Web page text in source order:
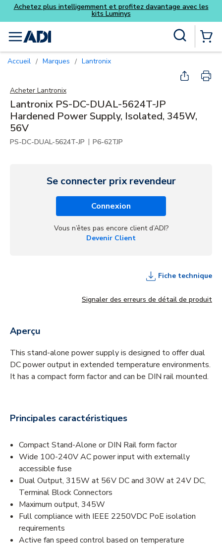
Skip to main content
menu
Accueil / Marques / Lantronix
Acheter Lantronix
Lantronix PS-DC-DUAL-5624T-JP
Hardened Power Supply, Isolated, 345W,
56V
PS-DC-DUAL-5624T-JP | P6-62TJP
Se connecter prix revendeur
Connexion
Vous n’êtes pas encore client d’ADI?
Devenir Client
Fiche technique
Signaler des erreurs de détail de produit
Aperçu
This stand-alone power supply is designed to offer dual
DC power output in extended temperature environments.
It has a compact form factor and can be DIN rail mounted.
Principales caractéristiques
Compact Stand-Alone or DIN Rail form factor
Wide 100-240V AC power input with externally
accessible fuse
Dual Output, 315W at 56V DC and 30W at 24V DC,
Terminal Block Connectors
Maximum output, 345W
Full compliance with IEEE 2250VDC PoE isolation
requirements
Active fan speed control based on temperature